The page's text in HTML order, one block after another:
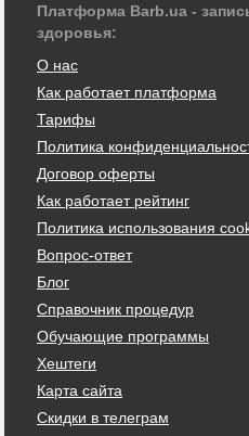
Платформа Barb.ua -
здоровья:
О нас
Как работает платформа
Тарифы
Политика
Договор оферты
Как работает рейтинг
Политика использования
Вопрос-ответ
Блог
Справочник процедур
Обучающие программы
Хештеги
Карта сайта
Скидки в телеграм